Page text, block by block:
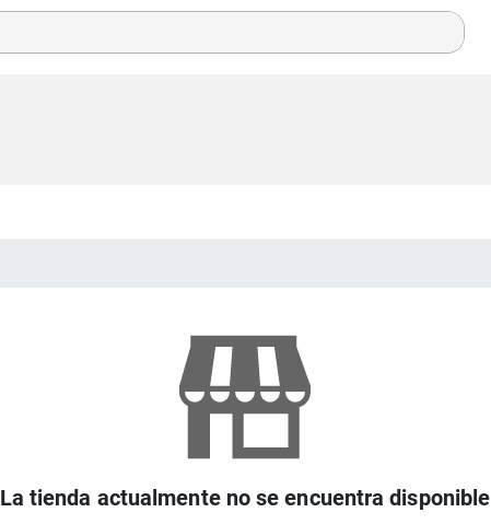
La tienda actualmente no se encuentra disponible